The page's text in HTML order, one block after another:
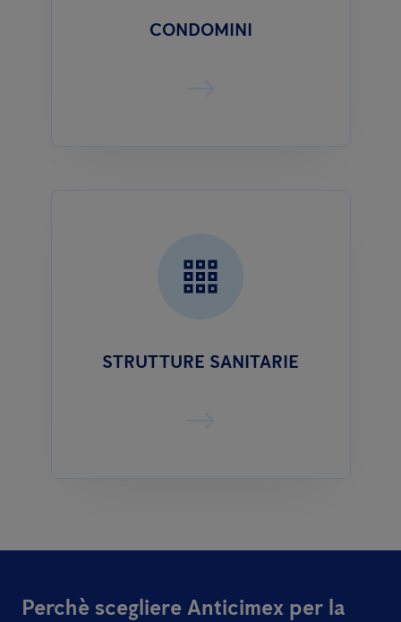
CONDOMINI
STRUTTURE SANITARIE
Perchè scegliere Anticimex per la